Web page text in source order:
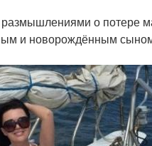
о потере
и новорождённым